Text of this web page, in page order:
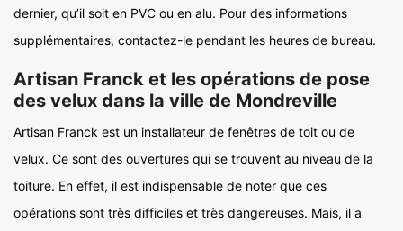
dernier, qu’il soit en PVC ou en alu. Pour des informations
supplémentaires, contactez-le pendant les heures de bureau.
Artisan Franck et les opérations de pose
des velux dans la ville de Mondreville
Artisan Franck est un installateur de fenêtres de toit ou de
velux. Ce sont des ouvertures qui se trouvent au niveau de la
toiture. En effet, il est indispensable de noter que ces
opérations sont très difficiles et très dangereuses. Mais, il a